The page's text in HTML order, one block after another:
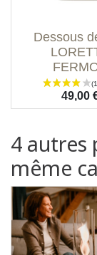
Dessous
Prix
49,00
4 autres
même